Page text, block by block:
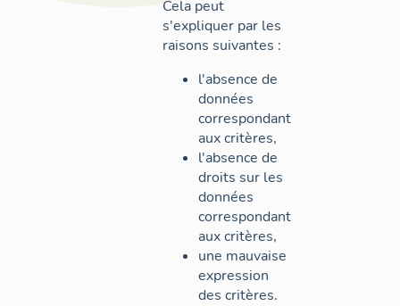
Cela peut
s'expliquer par les
raisons suivantes :
l'absence de
données
correspondant
aux critères,
l'absence de
droits sur les
données
correspondant
aux critères,
une mauvaise
expression
des critères.